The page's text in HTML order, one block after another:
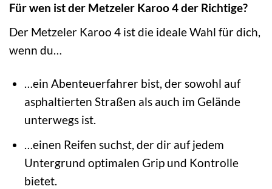
Für wen ist der Metzeler Karoo 4 der Richtige?
Der Metzeler Karoo 4 ist die ideale Wahl für dich,
wenn du…
…ein Abenteuerfahrer bist, der sowohl auf
asphaltierten Straßen als auch im Gelände
unterwegs ist.
…einen Reifen suchst, der dir auf jedem
Untergrund optimalen Grip und Kontrolle
bietet.